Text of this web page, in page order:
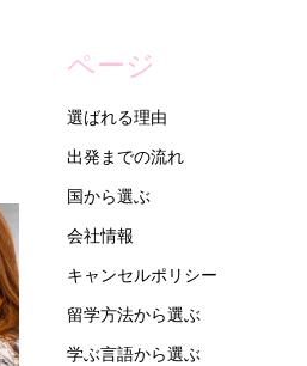
ページ
選ばれる理由
出発までの流れ
国から選ぶ
会社情報
キャンセルポリシー
留学方法から選ぶ
学ぶ言語から選ぶ